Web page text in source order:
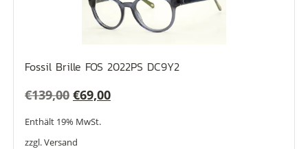
Fossil Brille FOS 2022PS DC9Y2
€139,00 Ursprünglicher
Preis
war:
€69,00Aktueller
Enthält 19% MwSt.
zzgl.Versand